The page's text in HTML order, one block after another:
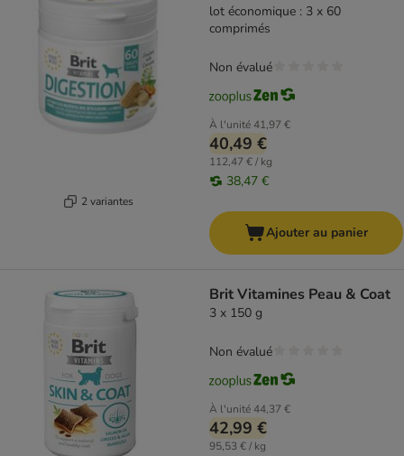
2 variantes
lot économique : 3 x 60
comprimés
À l'unité41,97 €
40,49 €
112,47 € / kg
38,47 €
Non évalué
Ajouter au panier
Brit Vitamines Peau & Coat
3 x 150 g
À l'unité44,37 €
42,99 €
95,53 € / kg
Non évalué